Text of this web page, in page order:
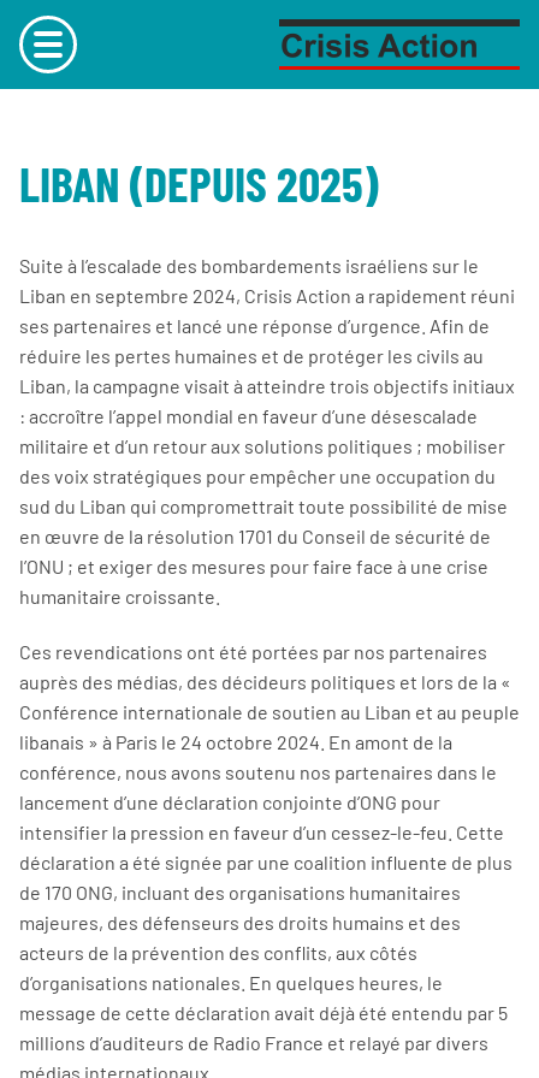
Aller au sommaire
Main
menu
LIBAN (DEPUIS 2025)
Suite à l’escalade des bombardements israéliens sur le
Liban en septembre 2024, Crisis Action a rapidement réuni
ses partenaires et lancé une réponse d’urgence. Afin de
réduire les pertes humaines et de protéger les civils au
Liban, la campagne visait à atteindre trois objectifs initiaux
: accroître l’appel mondial en faveur d’une désescalade
militaire et d’un retour aux solutions politiques ; mobiliser
des voix stratégiques pour empêcher une occupation du
sud du Liban qui compromettrait toute possibilité de mise
en œuvre de la résolution 1701 du Conseil de sécurité de
l’ONU ; et exiger des mesures pour faire face à une crise
humanitaire croissante.
Ces revendications ont été portées par nos partenaires
auprès des médias, des décideurs politiques et lors de la «
Conférence internationale de soutien au Liban et au peuple
libanais » à Paris le 24 octobre 2024. En amont de la
conférence, nous avons soutenu nos partenaires dans le
lancement d’une déclaration conjointe d’ONG pour
intensifier la pression en faveur d’un cessez-le-feu. Cette
déclaration a été signée par une coalition influente de plus
de 170 ONG, incluant des organisations humanitaires
majeures, des défenseurs des droits humains et des
acteurs de la prévention des conflits, aux côtés
d’organisations nationales. En quelques heures, le
message de cette déclaration avait déjà été entendu par 5
millions d’auditeurs de Radio France et relayé par divers
médias internationaux.